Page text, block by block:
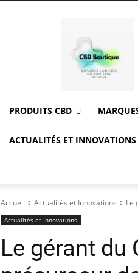
PRODUITS CBD
ACTUALITÉS ET INNOVATIONS
Accueil Actualités et Innovations Le
Actualités et Innovations
Le gérant du